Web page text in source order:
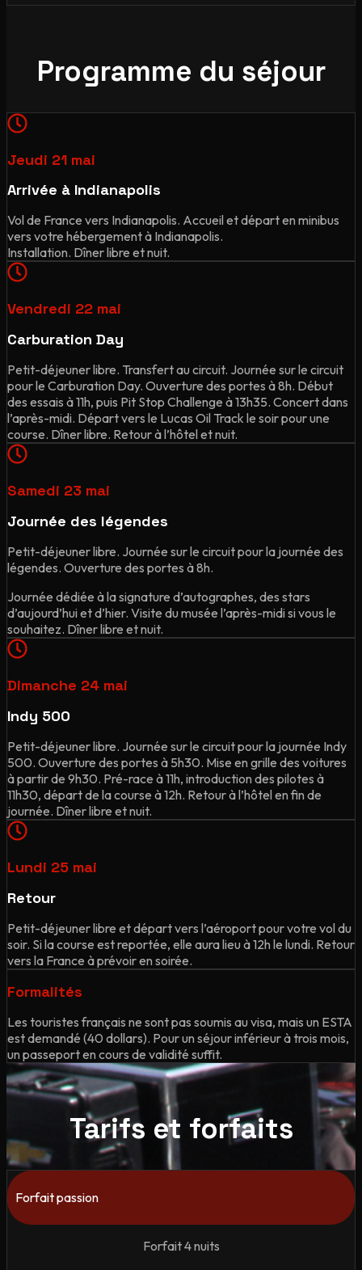
Programme du séjour
Jeudi 21 mai
Arrivée à Indianapolis
Vol de France vers Indianapolis. Accueil et départ en minibus
vers votre hébergement à Indianapolis.
Installation. Dîner libre et nuit.
Vendredi 22 mai
Carburation Day
Petit-déjeuner libre. Transfert au circuit. Journée sur le circuit
pour le Carburation Day. Ouverture des portes à 8h. Début
des essais à 11h, puis Pit Stop Challenge à 13h35. Concert dans
l’après-midi. Départ vers le Lucas Oil Track le soir pour une
course. Dîner libre. Retour à l’hôtel et nuit.
Samedi 23 mai
Journée des légendes
Petit-déjeuner libre. Journée sur le circuit pour la journée des
légendes. Ouverture des portes à 8h.
Journée dédiée à la signature d’autographes, des stars
d’aujourd’hui et d’hier. Visite du musée l’après-midi si vous le
souhaitez. Dîner libre et nuit.
Dimanche 24 mai
Indy 500
Petit-déjeuner libre. Journée sur le circuit pour la journée Indy
500. Ouverture des portes à 5h30. Mise en grille des voitures
à partir de 9h30. Pré-race à 11h, introduction des pilotes à
11h30, départ de la course à 12h. Retour à l’hôtel en fin de
journée. Dîner libre et nuit.
Lundi 25 mai
Retour
Petit-déjeuner libre et départ vers l’aéroport pour votre vol du
soir. Si la course est reportée, elle aura lieu à 12h le lundi. Retour
vers la France à prévoir en soirée.
Formalités
Les touristes français ne sont pas soumis au visa, mais un ESTA
est demandé (40 dollars). Pour un séjour inférieur à trois mois,
un passeport en cours de validité suffit.
Tarifs et forfaits
Forfait passion
Forfait 4 nuits